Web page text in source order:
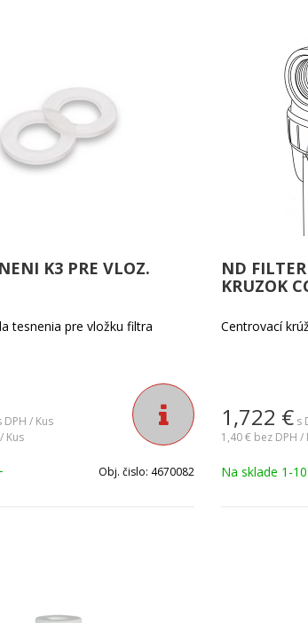
K3 PRE VLOZ.
tesnenia pre vložku filtra
DPH / Kus
Kus
Obj. čislo: 4670082
ND
KRUZOK
Centrovací
1,722 € s
1,40 € bez DPH /
Na sklade 1-10